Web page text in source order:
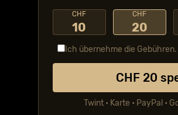
CHF
10
CHF
20
Ich übernehme die Gebühren.
CHF 20
Twint • Karte • PayPal •